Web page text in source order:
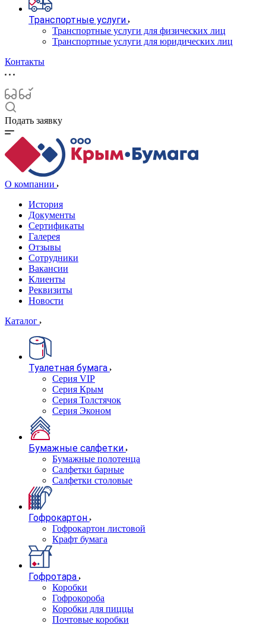
Транспортные услуги
Транспортные услуги для физических лиц
Транспортные услуги для юридических лиц
Контакты
Подать заявку
О компании
История
Документы
Сертификаты
Галерея
Отзывы
Сотрудники
Вакансии
Клиенты
Реквизиты
Новости
Каталог
Туалетная бумага
Серия VIP
Серия Крым
Серия Толстячок
Серия Эконом
Бумажные салфетки
Бумажные полотенца
Салфетки барные
Салфетки столовые
Гофрокартон
Гофрокартон листовой
Крафт бумага
Гофротара
Коробки
Гофрокороба
Коробки для пиццы
Почтовые коробки